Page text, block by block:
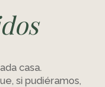
casa.
si pudiéramos,